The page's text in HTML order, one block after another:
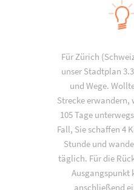
Für Zürich
unser Stadtplan
und Wege.
Strecke erwandern,
105 Tage
Fall, Sie schaffen 4
Stunde und
täglich. Für die
Ausgangspunkt
anschließend